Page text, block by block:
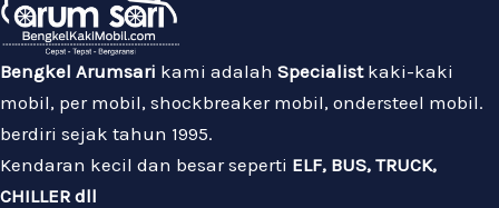
Bengkel Arumsari kami adalah Specialistkaki-kaki
mobil, per mobil, shockbreaker mobil, ondersteel mobil.
berdiri sejak tahun 1995.
Kendaran kecil dan besar seperti ELF, BUS, TRUCK,
CHILLER dll